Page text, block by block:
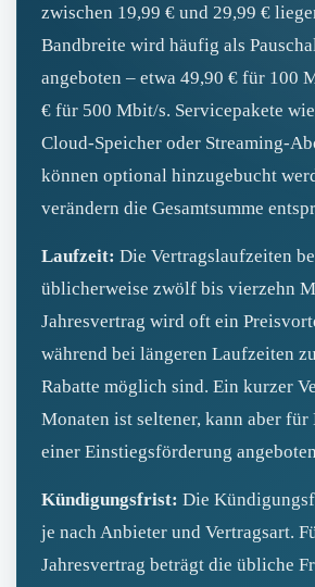
zwischen 19,99 € und 29,99 €
Bandbreite wird häufig als
angeboten – etwa 49,90 € für 100
€ für 500 Mbit/s. Servicepakete
Cloud‑Speicher oder
können optional hinzugebucht
verändern die Gesamtsumme
Laufzeit: Die Vertragslaufzeiten
üblicherweise zwölf bis vierzehn
Jahresvertrag wird oft ein
während bei längeren Laufzeiten
Rabatte möglich sind. Ein kurzer
Monaten ist seltener, kann aber
einer Einstiegsförderung
Kündigungsfrist: Die
je nach Anbieter und Vertragsart.
Jahresvertrag beträgt die übliche